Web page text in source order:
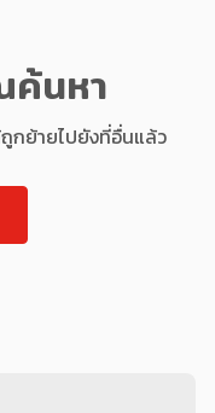
ค้นหา
ย้ายไปยังที่อื่นแล้ว